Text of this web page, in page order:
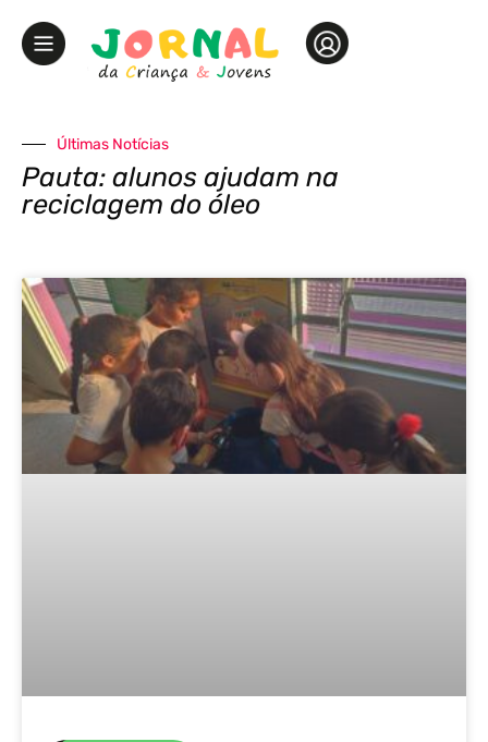
Últimas Notícias
Pauta: alunos ajudam na
reciclagem do óleo